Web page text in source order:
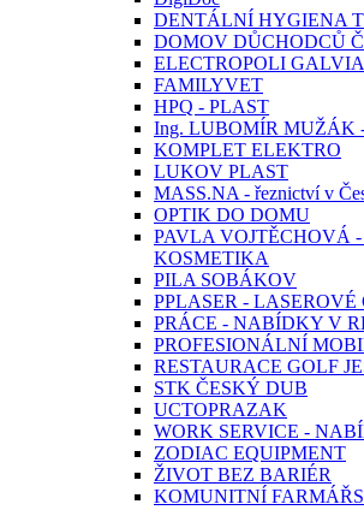
DENTÁLNÍ HYGIENA
DOMOV DŮCHODCŮ
ELECTROPOLI GALVIA
FAMILYVET
HPQ - PLAST
Ing. LUBOMÍR MUŽÁK -
KOMPLET ELEKTRO
LUKOV PLAST
MASS.NA - řeznictví v
OPTIK DO DOMU
PAVLA VOJTĚCHOVÁ
KOSMETIKA
PILA SOBÁKOV
PPLASER -
PRÁCE - NABÍDKY V
PROFESIONÁLNÍ
RESTAURACE GOLF
STK ČESKÝ DUB
UCTOPRAZAK
WORK SERVICE -
ZODIAC EQUIPMENT
ŽIVOT BEZ BARIÉR
KOMUNITNÍ